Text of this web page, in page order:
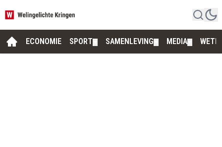
ECONOMIE SPORT SAMENLEVING MEDIA